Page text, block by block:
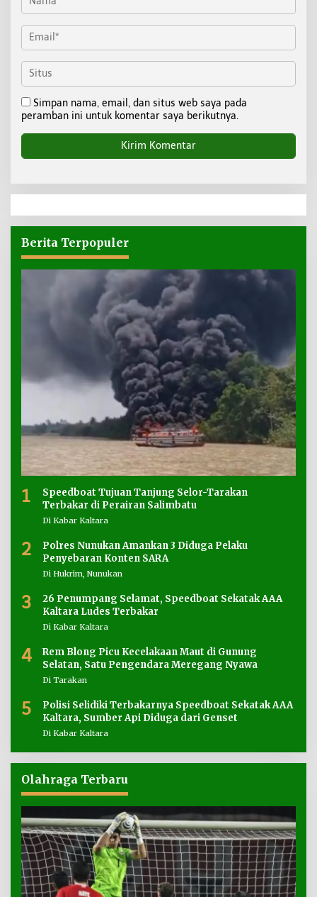
Simpan nama, email, dan situs web saya pada
peramban ini untuk komentar saya berikutnya.
Berita Terpopuler
1
Speedboat Tujuan Tanjung Selor-Tarakan
Terbakar di Perairan Salimbatu
Di Kabar Kaltara
2
Polres Nunukan Amankan 3 Diduga Pelaku
Penyebaran Konten SARA
Di Hukrim, Nunukan
3
26 Penumpang Selamat, Speedboat Sekatak AAA
Kaltara Ludes Terbakar
Di Kabar Kaltara
4
Rem Blong Picu Kecelakaan Maut di Gunung
Selatan, Satu Pengendara Meregang Nyawa
Di Tarakan
5
Polisi Selidiki Terbakarnya Speedboat Sekatak AAA
Kaltara, Sumber Api Diduga dari Genset
Di Kabar Kaltara
Olahraga Terbaru